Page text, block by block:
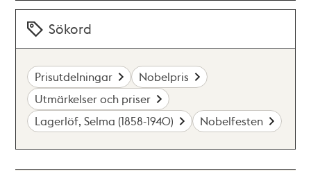
Sökord
Prisutdelningar
Nobelpris
Utmärkelser och priser
Lagerlöf, Selma (1858-1940)
Nobelfesten